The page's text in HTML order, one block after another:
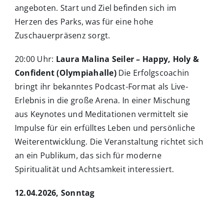
angeboten. Start und Ziel befinden sich im
Herzen des Parks, was für eine hohe
Zuschauerpräsenz sorgt.
20:00 Uhr: Laura Malina Seiler – Happy, Holy &
Confident (Olympiahalle)Die Erfolgscoachin
bringt ihr bekanntes Podcast-Format als Live-
Erlebnis in die große Arena. In einer Mischung
aus Keynotes und Meditationen vermittelt sie
Impulse für ein erfülltes Leben und persönliche
Weiterentwicklung. Die Veranstaltung richtet sich
an ein Publikum, das sich für moderne
Spiritualität und Achtsamkeit interessiert.
12.04.2026, Sonntag